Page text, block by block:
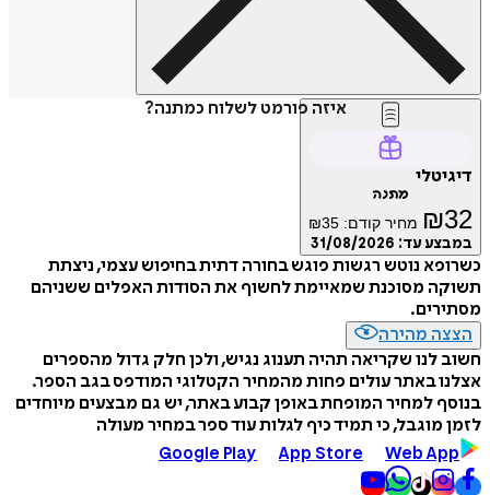
איזה פורמט לשלוח כמתנה?
דיגיטלי
מתנה
₪32 מחיר קודם: ₪35
במבצע עד: 31/08/2026
כשרופא נוטש רגשות פוגש בחורה דתית בחיפוש עצמי, ניצתת
תשוקה מסוכנת שמאיימת לחשוף את הסודות האפלים ששניהם
מסתירים.
הצצה מהירה
חשוב לנו שקריאה תהיה תענוג נגיש, ולכן חלק גדול מהספרים
אצלנו באתר עולים פחות מהמחיר הקטלוגי המודפס בגב הספר.
בנוסף למחיר המופחת באופן קבוע באתר, יש גם מבצעים מיוחדים
לזמן מוגבל, כי תמיד כיף לגלות עוד ספר במחיר מעולה
Google Play
App Store Web App